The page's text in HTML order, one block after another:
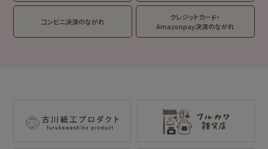
オビワン カリタ
コンビニ決済のながれ
クレジットカード・
Amazonpay決済のながれ